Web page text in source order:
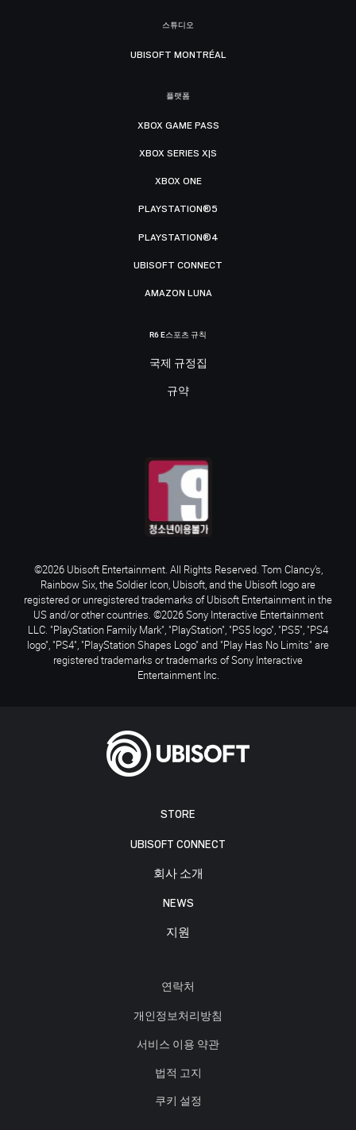
STORE
UBISOFT CONNECT
회사 소개
NEWS
지원
연락처
개인정보처리방침
서비스 이용 약관
법적 고지
쿠키 설정
스튜디오
UBISOFT MONTRÉAL
플랫폼
XBOX GAME PASS
XBOX SERIES X|S
XBOX ONE
PLAYSTATION®5
PLAYSTATION®4
UBISOFT CONNECT
AMAZON LUNA
R6 E스포츠 규칙
국제 규정집
규약
©2026 Ubisoft Entertainment. All Rights Reserved. Tom Clancy’s,
Rainbow Six, the Soldier Icon, Ubisoft, and the Ubisoft logo are
registered or unregistered trademarks of Ubisoft Entertainment in the
US and/or other countries. ©2026 Sony Interactive Entertainment
LLC. "PlayStation Family Mark", "PlayStation", "PS5 logo", "PS5", "PS4
logo", "PS4", "PlayStation Shapes Logo" and "Play Has No Limits" are
registered trademarks or trademarks of Sony Interactive
Entertainment Inc.